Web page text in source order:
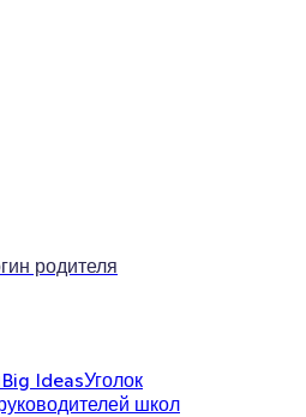
родителя
Big IdeasУголок
школ